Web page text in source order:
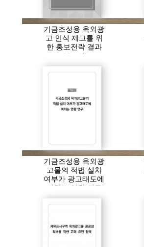
기금조성용 옥외광
고 인식 제고를 위
한 홍보전략 결과
보고서
기금조성용 옥외광
고물의 적법 설치
여부가 광고태도에
미치는 영향 연구